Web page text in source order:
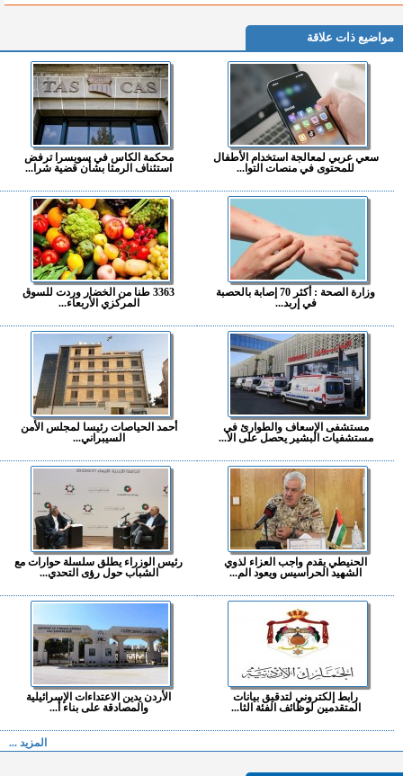
مواضيع ذات علاقة
سعي عربي لمعالجة استخدام الأطفال
للمحتوى في منصات التوا...
محكمة الكاس في سويسرا ترفض
استئناف الرمثا بشأن قضية شرا...
وزارة الصحة : أكثر 70 إصابة بالحصبة
في إربد...
3363 طنا من الخضار وردت للسوق
المركزي الأربعاء...
مستشفى الإسعاف والطوارئ في
مستشفيات البشير يحصل على الا...
أحمد الحياصات رئيسا لمجلس الأمن
السيبراني...
الحنيطي يقدم واجب العزاء لذوي
الشهيد الحراسيس ويعود الم...
رئيس الوزراء يطلق سلسلة حوارات مع
الشباب حول رؤى التحدي...
رابط إلكتروني لتدقيق بيانات
المتقدمين لوظائف الفئة الثا...
الأردن يدين الاعتداءات الإسرائيلية
والمصادقة على بناء أ...
المزيد ...